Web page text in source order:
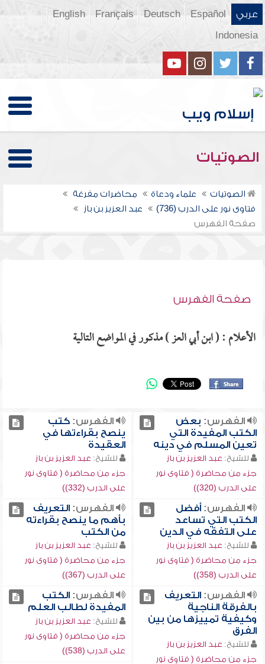
عربي Español
Deutsch
Français
English
Indonesia
الصوتيات
الصوتيات علماء ودعاة
محاضرات مفرغة
فتاوى نور على الدرب (736)
عبد العزيز بن باز
صفحة الفهرس
صفحة الفهرس
الأعلام : ( ابن أبي العز ) مذكور في المواضع التالية
الفهرس: بعض
الكتب المفيدة التي
تعين المسلم في دينه
للشيخ: عبد العزيز بن باز
جزء من محاضرة ( فتاوى نور
على الدرب (320))
الفهرس:كتب
ينصح بقراءتها في
العقيدة
للشيخ: عبد العزيز بن باز
جزء من محاضرة ( فتاوى نور
على الدرب (332))
الفهرس:أفضل
الكتب التي تساعد
على التفقه في الدين
للشيخ: عبد العزيز بن باز
جزء من محاضرة ( فتاوى نور
على الدرب (358))
الفهرس:التعريف
بأهم ما ينصح بقراءته
من الكتب
للشيخ: عبد العزيز بن باز
جزء من محاضرة ( فتاوى نور
على الدرب (367))
الفهرس:التعريف
بالفرقة الناجية
وكيفية تمييزها من بين
الفرق
للشيخ: عبد العزيز بن باز
جزء من محاضرة ( فتاوى نور
الفهرس:الكتب
المفيدة لطالب العلم
للشيخ: عبد العزيز بن باز
جزء من محاضرة ( فتاوى نور
على الدرب (538))